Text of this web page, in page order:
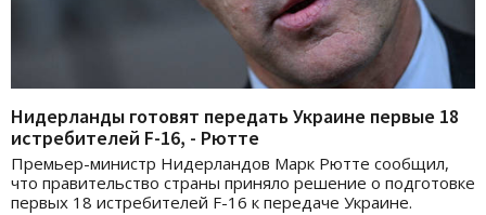
Нидерланды готовят передать Украине первые 18
истребителей F-16, - Рютте
Премьер-министр Нидерландов Марк Рютте сообщил,
что правительство страны приняло решение о подготовке
первых 18 истребителей F-16 к передаче Украине.